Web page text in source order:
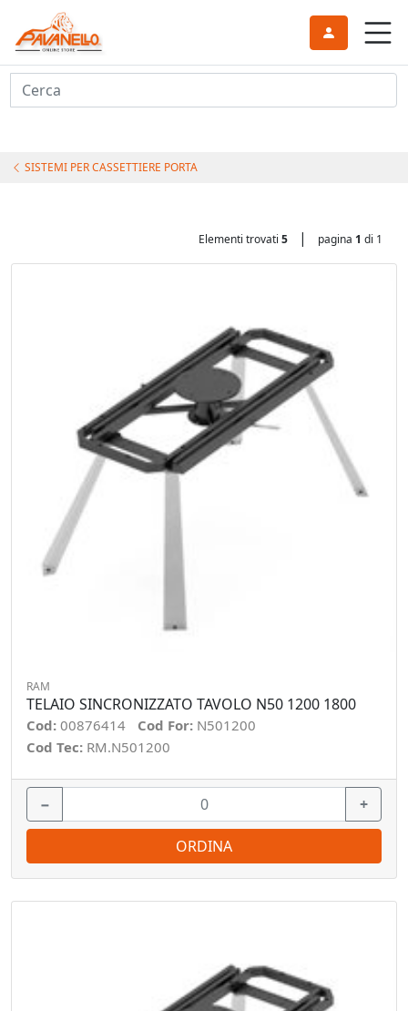
Cerca
SISTEMI PER CASSETTIERE PORTA
Elementi trovati 5 | pagina 1 di 1
RAM
TELAIO SINCRONIZZATO TAVOLO N50 1200 1800
Cod: 00876414 Cod For: N501200
Cod Tec: RM.N501200
− +
ORDINA